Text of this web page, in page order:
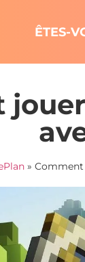
ÊTES-
» Comment